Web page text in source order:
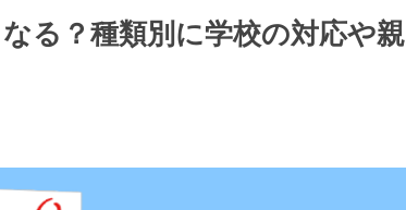
る？種類別に学校の対応や親